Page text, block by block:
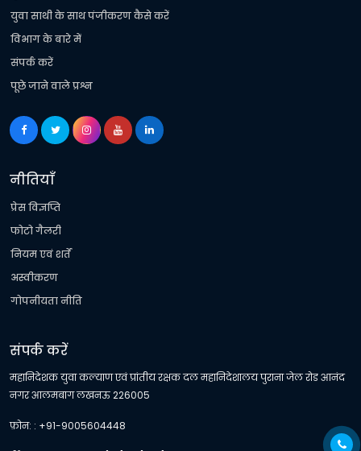
युवा साथी के साथ पंजीकरण कैसे करें
विभाग के बारे में
संपर्क करें
पूछे जाने वाले प्रश्न
नीतियाँ
प्रेस विज्ञप्ति
फोटो गैलरी
नियम एवं शर्तें
अस्वीकरण
गोपनीयता नीति
संपर्क करें
महानिदेशक युवा कल्याण एवं प्रांतीय रक्षक दल महानिदेशालय पुराना जेल रोड आनंद
नगर आलमबाग लखनऊ 226005
फ़ोन: : +91-9005604448